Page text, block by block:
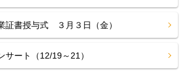
書授与式 ３月３日（金）
サート（12/19～21）